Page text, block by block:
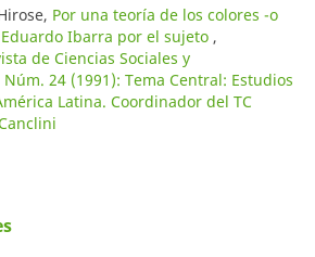
Por una teoría de los colores -o
Ibarra por el sujeto ,
de Ciencias Sociales y
24 (1991): Tema Central: Estudios
Latina. Coordinador del TC